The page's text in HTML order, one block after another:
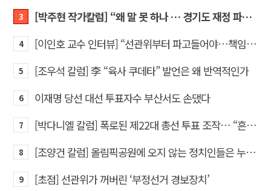
3 [박주현 작가칼럼] “왜 말 못 하나 … 경기도 재정 파탄의 진짜 원인을”
4 [이인호 교수 인터뷰] “선관위부터 파고들어야…책임자 직접 고발하라”
5 [조우석 칼럼] 李 “육사 쿠데타” 발언은 왜 반역적인가
6 이재명 당선 대선 투표자수 부산서도 손댔다
7 [박다니엘 칼럼] 폭로된 제22대 총선 투표 조작… “흔들리는 가짜 국회의원들”
8 [조양건 칼럼] 올림픽공원에 오지 않는 정치인들은 누구인가
9 [초점] 선관위가 꺼버린 ‘부정선거 경보장치’